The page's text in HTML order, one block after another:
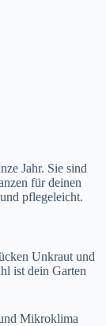
Jahr. Sie sind
für deinen
und pflegeleicht.
Unkraut und
ist dein Garten
Mikroklima